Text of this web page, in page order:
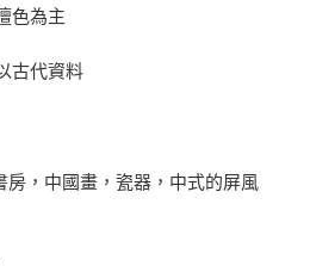
色為主
古代資料
房，中國畫，瓷器，中式的屏風